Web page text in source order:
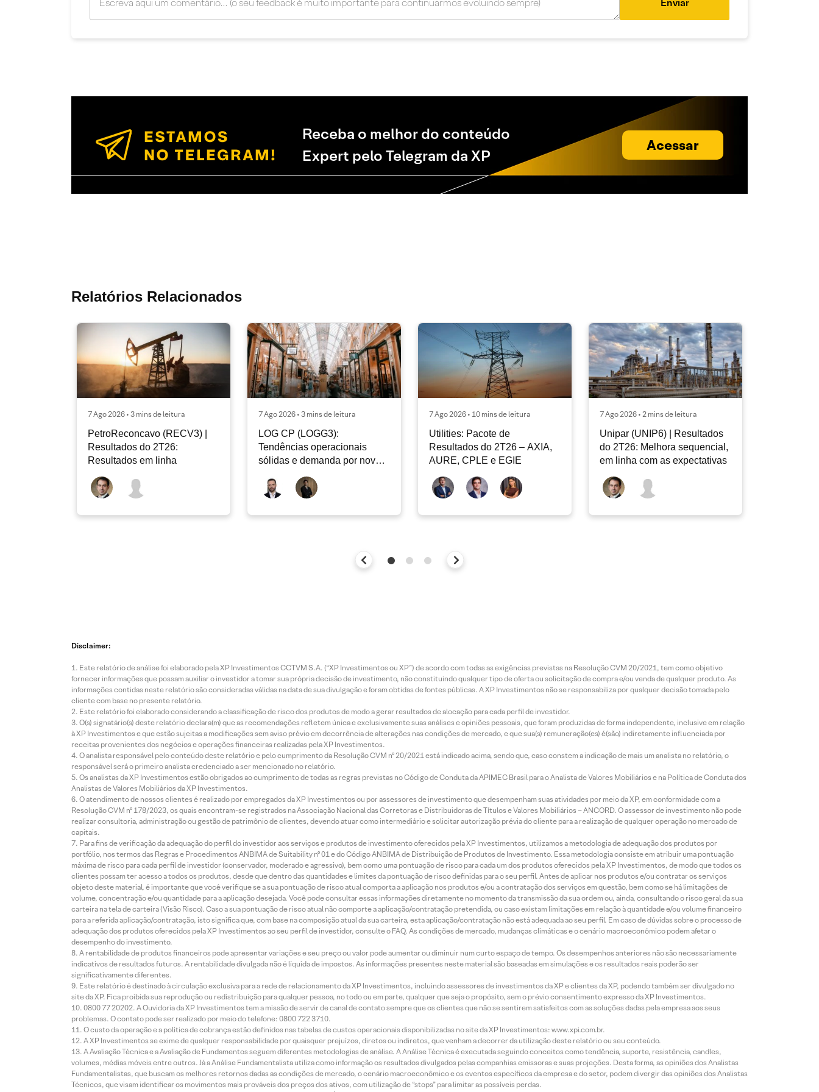
Enviar
Receba o melhor do conteúdo
Expert pelo Telegram da XP
Acessar
Relatórios Relacionados
7 Ago 2026 • 3 mins de leitura
PetroReconcavo (RECV3) |
Resultados do 2T26:
Resultados em linha
7 Ago 2026 • 3 mins de leitura
LOG CP (LOGG3):
Tendências operacionais
sólidas e demanda por nova
reciclagem de ativos
7 Ago 2026 • 10 mins de leitura
Utilities: Pacote de
Resultados do 2T26 – AXIA,
AURE, CPLE e EGIE
7 Ago 2026 • 2 mins de leitura
Unipar (UNIP6) | Resultados
do 2T26: Melhora sequencial,
em linha com as expectativas
Disclaimer:
Este relatório de análise foi elaborado pela XP Investimentos CCTVM S.A. (“XP Investimentos ou XP”) de acordo com todas as exigências previstas na Resolução CVM 20/2021, tem como objetivo
fornecer informações que possam auxiliar o investidor a tomar sua própria decisão de investimento, não constituindo qualquer tipo de oferta ou solicitação de compra e/ou venda de qualquer produto. As
informações contidas neste relatório são consideradas válidas na data de sua divulgação e foram obtidas de fontes públicas. A XP Investimentos não se responsabiliza por qualquer decisão tomada pelo
cliente com base no presente relatório.
Este relatório foi elaborado considerando a classificação de risco dos produtos de modo a gerar resultados de alocação para cada perfil de investidor.
O(s) signatário(s) deste relatório declara(m) que as recomendações refletem única e exclusivamente suas análises e opiniões pessoais, que foram produzidas de forma independente, inclusive em relação
à XP Investimentos e que estão sujeitas a modificações sem aviso prévio em decorrência de alterações nas condições de mercado, e que sua(s) remuneração(es) é(são) indiretamente influenciada por
receitas provenientes dos negócios e operações financeiras realizadas pela XP Investimentos.
O analista responsável pelo conteúdo deste relatório e pelo cumprimento da Resolução CVM nº 20/2021 está indicado acima, sendo que, caso constem a indicação de mais um analista no relatório, o
responsável será o primeiro analista credenciado a ser mencionado no relatório.
Os analistas da XP Investimentos estão obrigados ao cumprimento de todas as regras previstas no Código de Conduta da APIMEC Brasil para o Analista de Valores Mobiliários e na Política de Conduta dos
Analistas de Valores Mobiliários da XP Investimentos.
O atendimento de nossos clientes é realizado por empregados da XP Investimentos ou por assessores de investimento que desempenham suas atividades por meio da XP, em conformidade com a
Resolução CVM nº 178/2023, os quais encontram-se registrados na Associação Nacional das Corretoras e Distribuidoras de Títulos e Valores Mobiliários – ANCORD. O assessor de investimento não pode
realizar consultoria, administração ou gestão de patrimônio de clientes, devendo atuar como intermediário e solicitar autorização prévia do cliente para a realização de qualquer operação no mercado de
capitais.
Para fins de verificação da adequação do perfil do investidor aos serviços e produtos de investimento oferecidos pela XP Investimentos, utilizamos a metodologia de adequação dos produtos por
portfólio, nos termos das Regras e Procedimentos ANBIMA de Suitability nº 01 e do Código ANBIMA de Distribuição de Produtos de Investimento. Essa metodologia consiste em atribuir uma pontuação
máxima de risco para cada perfil de investidor (conservador, moderado e agressivo), bem como uma pontuação de risco para cada um dos produtos oferecidos pela XP Investimentos, de modo que todos os
clientes possam ter acesso a todos os produtos, desde que dentro das quantidades e limites da pontuação de risco definidas para o seu perfil. Antes de aplicar nos produtos e/ou contratar os serviços
objeto deste material, é importante que você verifique se a sua pontuação de risco atual comporta a aplicação nos produtos e/ou a contratação dos serviços em questão, bem como se há limitações de
volume, concentração e/ou quantidade para a aplicação desejada. Você pode consultar essas informações diretamente no momento da transmissão da sua ordem ou, ainda, consultando o risco geral da sua
carteira na tela de carteira (Visão Risco). Caso a sua pontuação de risco atual não comporte a aplicação/contratação pretendida, ou caso existam limitações em relação à quantidade e/ou volume financeiro
para a referida aplicação/contratação, isto significa que, com base na composição atual da sua carteira, esta aplicação/contratação não está adequada ao seu perfil. Em caso de dúvidas sobre o processo de
adequação dos produtos oferecidos pela XP Investimentos ao seu perfil de investidor, consulte o FAQ. As condições de mercado, mudanças climáticas e o cenário macroeconômico podem afetar o
desempenho do investimento.
A rentabilidade de produtos financeiros pode apresentar variações e seu preço ou valor pode aumentar ou diminuir num curto espaço de tempo. Os desempenhos anteriores não são necessariamente
indicativos de resultados futuros. A rentabilidade divulgada não é líquida de impostos. As informações presentes neste material são baseadas em simulações e os resultados reais poderão ser
significativamente diferentes.
Este relatório é destinado à circulação exclusiva para a rede de relacionamento da XP Investimentos, incluindo assessores de investimentos da XP e clientes da XP, podendo também ser divulgado no
site da XP. Fica proibida sua reprodução ou redistribuição para qualquer pessoa, no todo ou em parte, qualquer que seja o propósito, sem o prévio consentimento expresso da XP Investimentos.
0800 77 20202. A Ouvidoria da XP Investimentos tem a missão de servir de canal de contato sempre que os clientes que não se sentirem satisfeitos com as soluções dadas pela empresa aos seus
problemas. O contato pode ser realizado por meio do telefone: 0800 722 3710.
O custo da operação e a política de cobrança estão definidos nas tabelas de custos operacionais disponibilizadas no site da XP Investimentos: www.xpi.com.br.
A XP Investimentos se exime de qualquer responsabilidade por quaisquer prejuízos, diretos ou indiretos, que venham a decorrer da utilização deste relatório ou seu conteúdo.
A Avaliação Técnica e a Avaliação de Fundamentos seguem diferentes metodologias de análise. A Análise Técnica é executada seguindo conceitos como tendência, suporte, resistência, candles,
volumes, médias móveis entre outros. Já a Análise Fundamentalista utiliza como informação os resultados divulgados pelas companhias emissoras e suas projeções. Desta forma, as opiniões dos Analistas
Fundamentalistas, que buscam os melhores retornos dadas as condições de mercado, o cenário macroeconômico e os eventos específicos da empresa e do setor, podem divergir das opiniões dos Analistas
Técnicos, que visam identificar os movimentos mais prováveis dos preços dos ativos, com utilização de “stops” para limitar as possíveis perdas.